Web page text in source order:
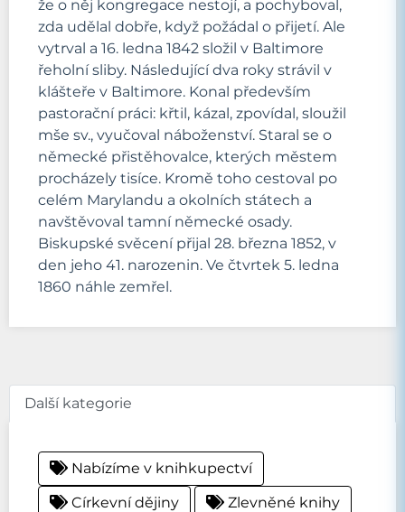
že o něj kongregace nestojí, a pochyboval,
zda udělal dobře, když požádal o přijetí. Ale
vytrval a 16. ledna 1842 složil v Baltimore
řeholní sliby. Následující dva roky strávil v
klášteře v Baltimore. Konal především
pastorační práci: křtil, kázal, zpovídal, sloužil
mše sv., vyučoval náboženství. Staral se o
německé přistěhovalce, kterých městem
procházely tisíce. Kromě toho cestoval po
celém Marylandu a okolních státech a
navštěvoval tamní německé osady.
Biskupské svěcení přijal 28. března 1852, v
den jeho 41. narozenin. Ve čtvrtek 5. ledna
1860 náhle zemřel.
Další kategorie
Nabízíme v knihkupectví
Církevní dějiny
Zlevněné knihy